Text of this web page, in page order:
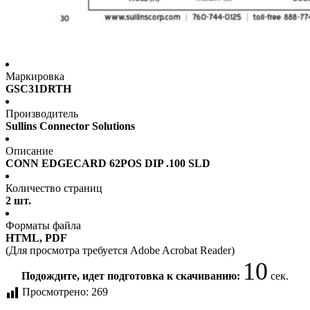
Маркировка
GSC31DRTH
Производитель
Sullins Connector Solutions
Описание
CONN EDGECARD 62POS DIP .100 SLD
Количество страниц
2 шт.
Форматы файла
HTML, PDF
(Для просмотра требуется Adobe Acrobat Reader)
Подождите, идет подготовка к скачиванию: 10 сек.
Просмотрено: 269